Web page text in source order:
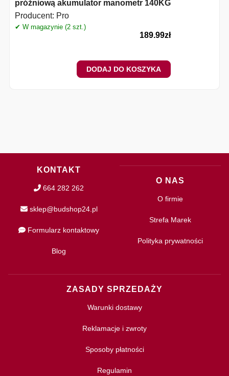
próżniową akumulator manometr 140KG
Producent: Pro
✔ W magazynie (2 szt.)
189.99zł
DODAJ DO KOSZYKA
KONTAKT
664 282 262
sklep@budshop24.pl
Formularz kontaktowy
Blog
O NAS
O firmie
Strefa Marek
Polityka prywatności
ZASADY SPRZEDAŻY
Warunki dostawy
Reklamacje i zwroty
Sposoby płatności
Regulamin